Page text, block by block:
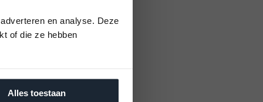
en analyse. Deze
of die ze hebben
Alles toestaan
diensten